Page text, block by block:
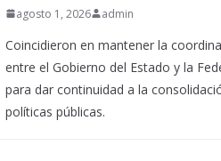
agosto 1, 2026 admin
Coincidieron en mantener la
entre el Gobierno del Estado y la
para dar continuidad a la
políticas públicas.